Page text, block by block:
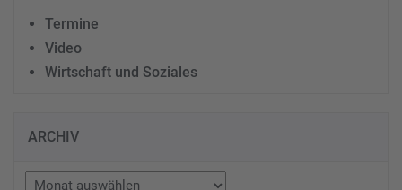
Termine
Video
Wirtschaft und Soziales
ARCHIV
Archiv